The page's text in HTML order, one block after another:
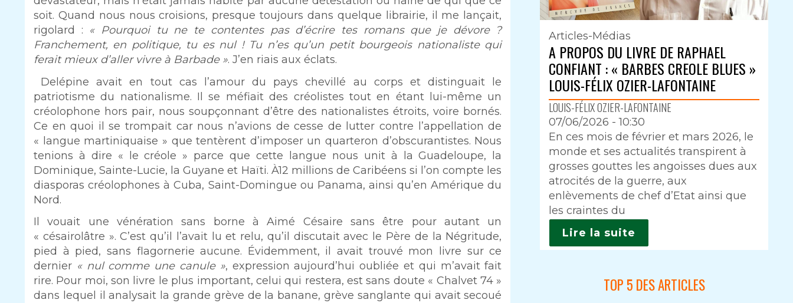
soit. Quand nous nous croisions, presque toujours dans quelque librairie, il me lançait,
rigolard : « Pourquoi tu ne te contentes pas d’écrire tes romans que je dévore ?
Franchement, en politique, tu es nul ! Tu n’es qu’un petit bourgeois nationaliste qui
ferait mieux d’aller vivre à Barbade ». J’en riais aux éclats.
Delépine avait en tout cas l’amour du pays chevillé au corps et distinguait le
patriotisme du nationalisme. Il se méfiait des créolistes tout en étant lui-même un
créolophone hors pair, nous soupçonnant d’être des nationalistes étroits, voire bornés.
Ce en quoi il se trompait car nous n’avions de cesse de lutter contre l’appellation de
« langue martiniquaise » que tentèrent d’imposer un quarteron d’obscurantistes. Nous
tenions à dire « le créole » parce que cette langue nous unit à la Guadeloupe, la
Dominique, Sainte-Lucie, la Guyane et Haïti. À12 millions de Caribéens si l’on compte les
diasporas créolophones à Cuba, Saint-Domingue ou Panama, ainsi qu’en Amérique du
Nord.
Il vouait une vénération sans borne à Aimé Césaire sans être pour autant un
« césairolâtre ». C’est qu’il l’avait lu et relu, qu’il discutait avec le Père de la Négritude,
pied à pied, sans flagornerie aucune. Évidemment, il avait trouvé mon livre sur ce
dernier « nul comme une canule », expression aujourd’hui oubliée et qui m’avait fait
rire. Pour moi, son livre le plus important, celui qui restera, est sans doute « Chalvet 74 »
dans lequel il analysait la grande grève de la banane, grève sanglante qui avait secoué
Articles-Médias
A PROPOS DU LIVRE DE RAPHAEL
CONFIANT : « BARBES CREOLE BLUES »
LOUIS-FÉLIX OZIER-LAFONTAINE
LOUIS-FÉLIX OZIER-LAFONTAINE
07/06/2026 - 10:30
Intro
En ces mois de février et mars 2026, le
monde et ses actualités transpirent à
grosses gouttes les angoisses dues aux
atrocités de la guerre, aux
enlèvements de chef d’Etat ainsi que
les craintes du
Lire la suite
TOP 5 DES ARTICLES